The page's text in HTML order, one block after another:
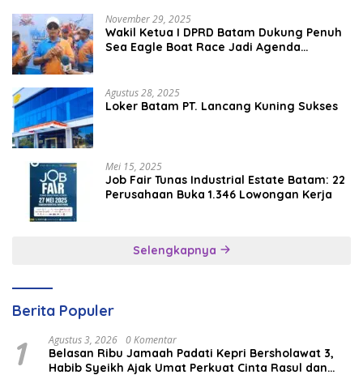
November 29, 2025
Wakil Ketua I DPRD Batam Dukung Penuh
Sea Eagle Boat Race Jadi Agenda
Agustus 28, 2025
Loker Batam PT. Lancang Kuning Sukses
Mei 15, 2025
Job Fair Tunas Industrial Estate Batam: 22
Perusahaan Buka 1.346 Lowongan Kerja
Selengkapnya
Berita Populer
1 Agustus 3, 2026 0 Komentar
Belasan Ribu Jamaah Padati Kepri Bersholawat 3,
Habib Syeikh Ajak Umat Perkuat Cinta Rasul dan